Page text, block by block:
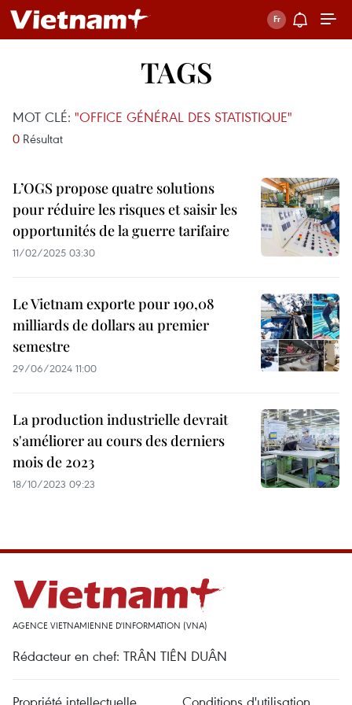
TAGS
MOT CLÉ: "OFFICE GÉNÉRAL DES STATISTIQUE"
0 Résultat
L’OGS propose quatre solutions
pour réduire les risques et saisir les
opportunités de la guerre tarifaire
11/02/2025 03:30
Le Vietnam exporte pour 190,08
milliards de dollars au premier
semestre
29/06/2024 11:00
La production industrielle devrait
s'améliorer au cours des derniers
mois de 2023
18/10/2023 09:23
AGENCE VIETNAMIENNE D'INFORMATION (VNA)
Rédacteur en chef: TRÂN TIÊN DUÂN